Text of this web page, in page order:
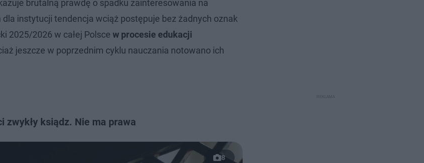
brutalną prawdę o spadku zainteresowania na
instytucji tendencja wciąż postępuje bez żadnych oznak
2025/2026 w całej Polsce w procesie edukacji
jeszcze w poprzednim cyklu nauczania notowano ich
zwykły ksiądz. Nie ma prawa
8